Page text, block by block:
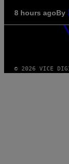
8 hours agoBy
© 2026 VICE